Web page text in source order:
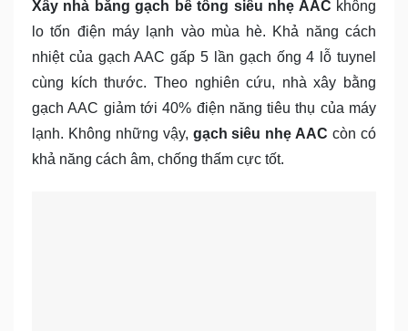
Xây nhà bằng gạch bê tông siêu nhẹ AAC không
lo tốn điện máy lạnh vào mùa hè. Khả năng cách
nhiệt của gạch AAC gấp 5 lần gạch ống 4 lỗ tuynel
cùng kích thước. Theo nghiên cứu, nhà xây bằng
gạch AAC giảm tới 40% điện năng tiêu thụ của máy
lạnh. Không những vậy, gạch siêu nhẹ AAC còn có
khả năng cách âm, chống thấm cực tốt.